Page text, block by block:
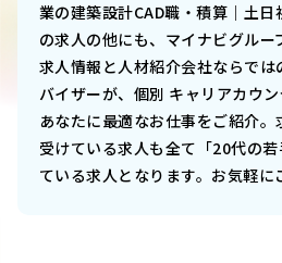
業の建築設計CAD職・積算｜土
の求人の他にも、マイナビグル
求人情報と人材紹介会社ならで
バイザーが、個別 キャリアカウ
あなたに最適なお仕事をご紹介
受けている求人も全て「20代の
ている求人となります。お気軽に